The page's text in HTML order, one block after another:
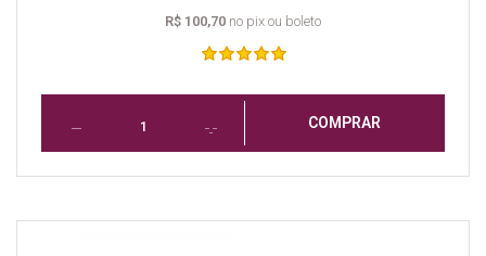
R$ 100,70 no pix ou boleto
COMPRAR